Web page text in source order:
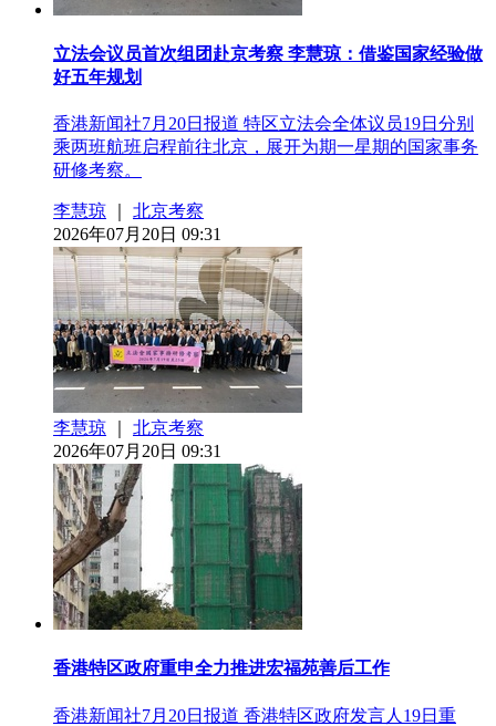
立法会议员首次组团赴京考察 李慧琼：借鉴国家经验做
好五年规划
香港新闻社7月20日报道 特区立法会全体议员19日分别
乘两班航班启程前往北京，展开为期一星期的国家事务
研修考察。
李慧琼
北京考察
2026年07月20日 09:31
李慧琼
北京考察
2026年07月20日 09:31
香港特区政府重申全力推进宏福苑善后工作
香港新闻社7月20日报道 香港特区政府发言人19日重